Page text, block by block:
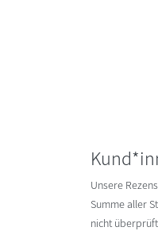
Unsere
Summe aller
nicht